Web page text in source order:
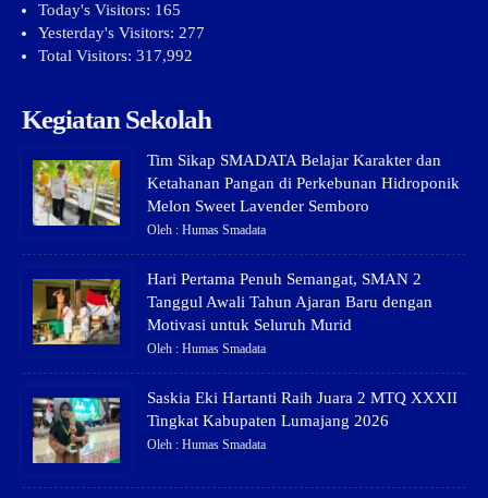
Today's Visitors: 165
Yesterday's Visitors: 277
Total Visitors: 317,992
Kegiatan Sekolah
Tim Sikap SMADATA Belajar Karakter dan
Ketahanan Pangan di Perkebunan Hidroponik
Melon Sweet Lavender Semboro
Oleh : Humas Smadata
Hari Pertama Penuh Semangat, SMAN 2
Tanggul Awali Tahun Ajaran Baru dengan
Motivasi untuk Seluruh Murid
Oleh : Humas Smadata
Saskia Eki Hartanti Raih Juara 2 MTQ XXXII
Tingkat Kabupaten Lumajang 2026
Oleh : Humas Smadata